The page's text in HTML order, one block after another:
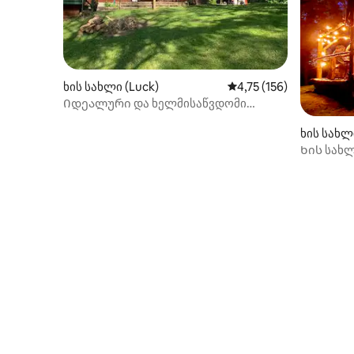
ხის სახლი (Luck) საშუალო შეფასებაა
4,75 (156)
Იდეალური და ხელმისაწვდომი
ხის
Ხის